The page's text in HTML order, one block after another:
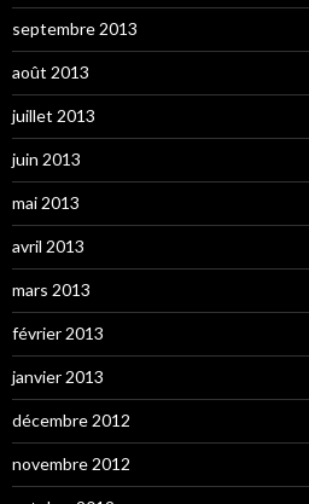
septembre 2013
août 2013
juillet 2013
juin 2013
mai 2013
avril 2013
mars 2013
février 2013
janvier 2013
décembre 2012
novembre 2012